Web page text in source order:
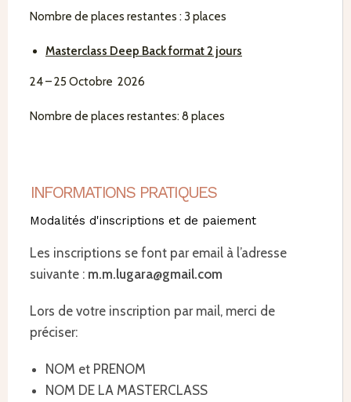
Nombre de places restantes : 3 places
Masterclass Deep Back format 2 jours
24 – 25 Octobre 2026
Nombre de places restantes: 8 places
INFORMATIONS PRATIQUES
Modalités d'inscriptions et de paiement
Les inscriptions se font par email à l’adresse
suivante : m.m.lugara@gmail.com
Lors de votre inscription par mail, merci de
préciser:
NOM et PRENOM
NOM DE LA MASTERCLASS